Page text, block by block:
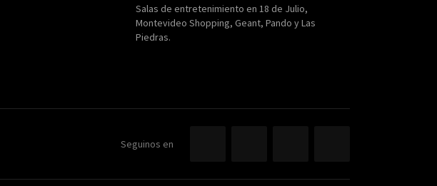
Salas de entretenimiento en 18 de Julio,
Montevideo Shopping, Geant, Pando y Las
Piedras.
Seguinos en